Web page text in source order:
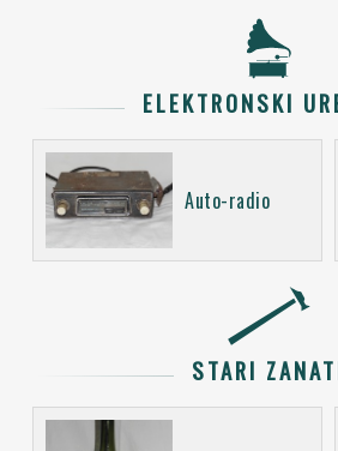
ELEKTRONSKI
Auto-radio
STARI